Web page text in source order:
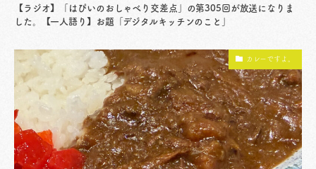
【ラジオ】「はぴいのおしゃべり交差点」の第305回が放送になりま
した。【一人語り】お題「デジタルキッチンのこと」
カレーですよ。